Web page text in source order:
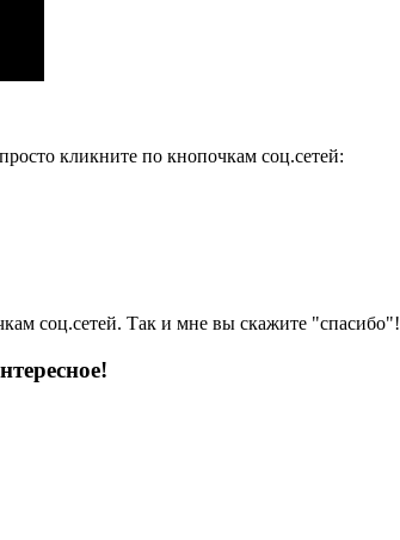
кликните по кнопочкам соц.сетей:
соц.сетей. Так и мне вы скажите "спасибо"!